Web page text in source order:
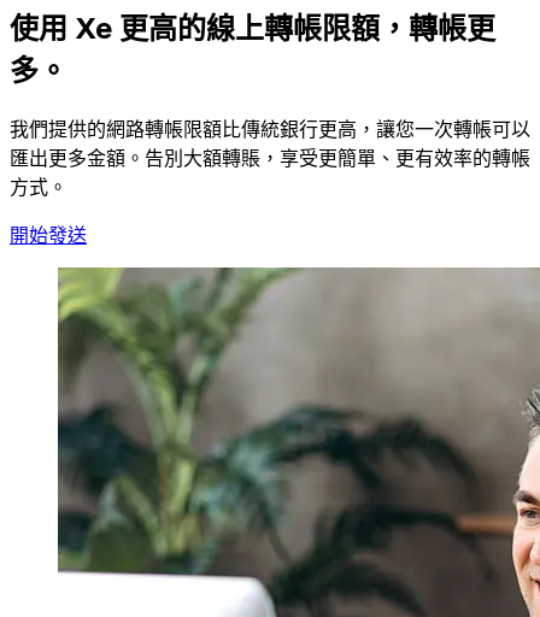
使用 Xe 更高的線上轉帳限額，轉帳更
多。
我們提供的網路轉帳限額比傳統銀行更高，讓您一次轉帳可以
匯出更多金額。告別大額轉賬，享受更簡單、更有效率的轉帳
方式。
開始發送